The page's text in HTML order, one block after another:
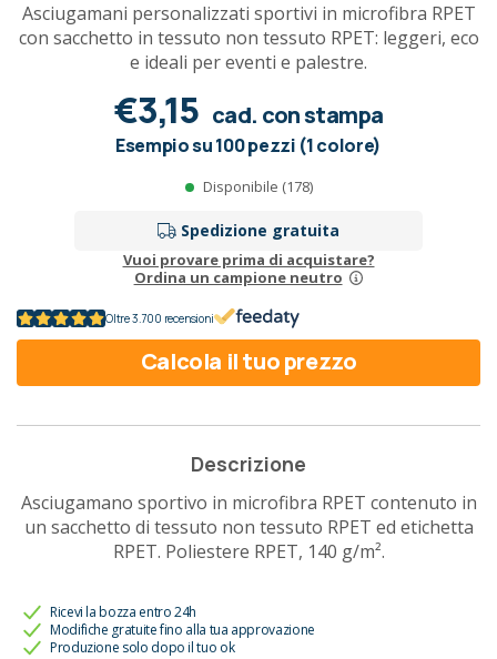
Asciugamani personalizzati sportivi in microfibra RPET
con sacchetto in tessuto non tessuto RPET: leggeri, eco
e ideali per eventi e palestre.
€3,15 cad. con stampa
Esempio su 100 pezzi (1 colore)
Disponibile (178)
Spedizione gratuita
Vuoi provare prima di acquistare?
Ordina un campione neutro
Oltre 3.700 recensioni
Calcola il tuo prezzo
Descrizione
Asciugamano sportivo in microfibra RPET contenuto in
un sacchetto di tessuto non tessuto RPET ed etichetta
RPET. Poliestere RPET, 140 g/m².
Ricevi la bozza entro 24h
Modifiche gratuite fino alla tua approvazione
Produzione solo dopo il tuo ok